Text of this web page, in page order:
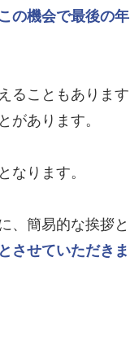
この機会で最後の年
ることもあります
があります。
なります。
、簡易的な挨拶と
させていただきま